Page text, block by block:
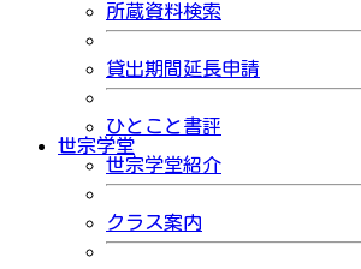
所蔵資料検索
貸出期間延長申請
ひとこと書評
世宗学堂
世宗学堂紹介
クラス案内